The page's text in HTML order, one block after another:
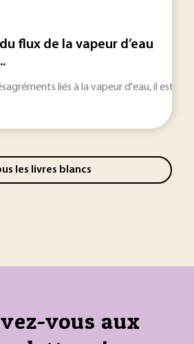
flux de la vapeur d’eau
liés à la vapeur d'eau, il est
les livres blancs
vous aux